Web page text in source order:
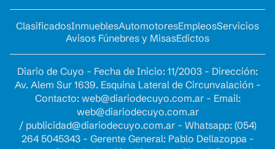
ClasificadosInmueblesAutomotoresEmpleosServicios
Avisos Fúnebres y MisasEdictos
Diario de Cuyo - Fecha de Inicio: 11/2003 - Dirección:
Av. Alem Sur 1639. Esquina Lateral de Circunvalación -
Contacto: web@diariodecuyo.com.ar- Email:
web@diariodecuyo.com.ar
/ publicidad@diariodecuyo.com.ar- Whatsapp: (054)
264 5045343 - Gerente General: Pablo Dellazoppa -